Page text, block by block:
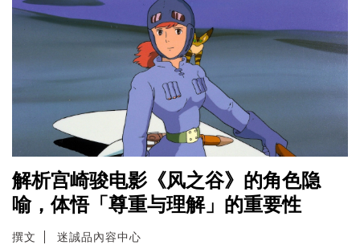
解析宫崎骏电影《风之谷》的角色隐
喻，体悟「尊重与理解」的重要性
撰文 迷誠品內容中心